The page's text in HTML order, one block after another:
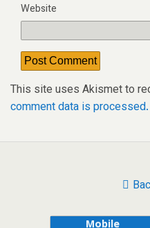
Website
This site uses Akismet to
comment data is processed.
Mobile